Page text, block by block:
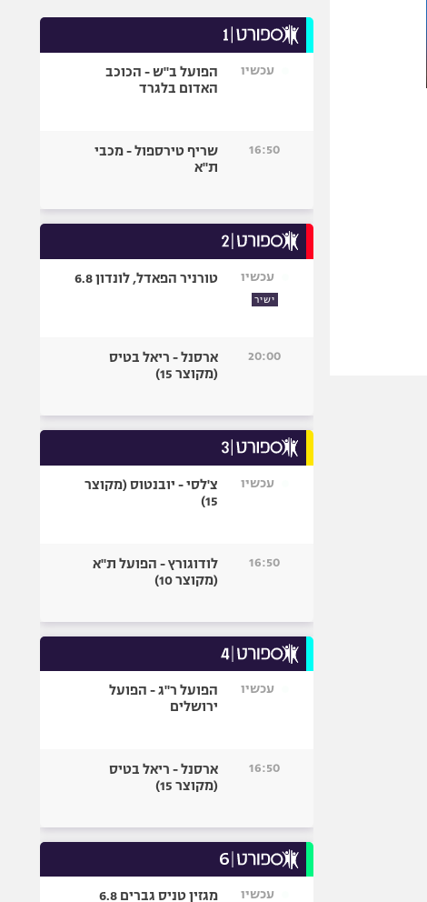
עכשיו
הפועל ב"ש - הכוכב
האדום בלגרד
16:50
שריף טירספול - מכבי
ת"א
עכשיו
ישיר
טורניר הפאדל, לונדון 6.8
20:00
ארסנל - ריאל בטיס
(מקוצר 15)
עכשיו
צ'לסי - יובנטוס (מקוצר
15)
16:50
לודוגורץ - הפועל ת"א
(מקוצר 10)
עכשיו
הפועל ר"ג - הפועל
ירושלים
16:50
ארסנל - ריאל בטיס
(מקוצר 15)
עכשיו מגזין טניס גברים 6.8